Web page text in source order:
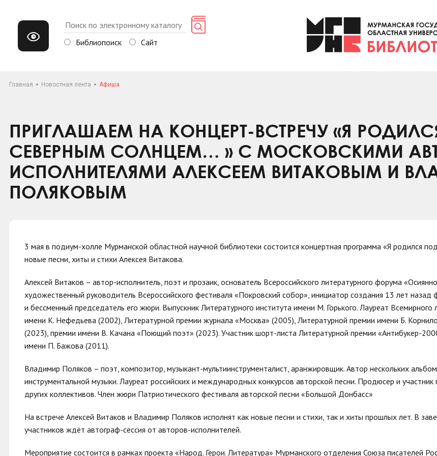
Библиопоиск Сайт
Главная Новостная лента Афиша
ПРИГЛАШАЕМ НА КОНЦЕРТ-ВСТРЕЧУ «Я
СЕВЕРНЫМ СОЛНЦЕМ… » С МОСКОВСКИМИ
ИСПОЛНИТЕЛЯМИ АЛЕКСЕЕМ ВИТАКОВЫМ И
ПОЛЯКОВЫМ
3 мая в подиум-холле Мурманской областной научной библиотеки состоится концертная программа «Я родился
новые песни, хиты и стихи Алексея Витакова.
Алексей Витаков – автор-исполнитель, поэт и прозаик, основатель Всероссийского литературного форума
художественный руководитель Всероссийского фестиваля «Покровский собор», инициатор создания 13 лет назад
и бессменный председатель его жюри. Выпускник Литературного института имени М. Горького. Лауреат Всемирного
имени К. Нефедьева (2002), Литературной премии журнала «Москва» (2005), Литературной премии имени Б.
(2023), премии имени В. Качана «Поющий поэт» (2023). Участник шорт-листа Литературной премии «Антибукер-
имени П. Бажова (2011).
Владимир Поляков – поэт, композитор, музыкант-мультиинструменталист, аранжировщик. Автор нескольких
инструментальной музыки. Лауреат российских и международных конкурсов авторской песни. Продюсер и участник
других коллективов. Член жюри Патриотического фестиваля авторской песни «Большой Донбасс»
На встрече Алексей Витаков и Владимир Поляков исполнят как новые песни и стихи, так и хиты прошлых лет. В
участников ждёт автограф-сессия от авторов-исполнителей.
Мероприятие состоится в рамках проекта «Народ. Герои. Литература» Мурманского отделения Союза писателей